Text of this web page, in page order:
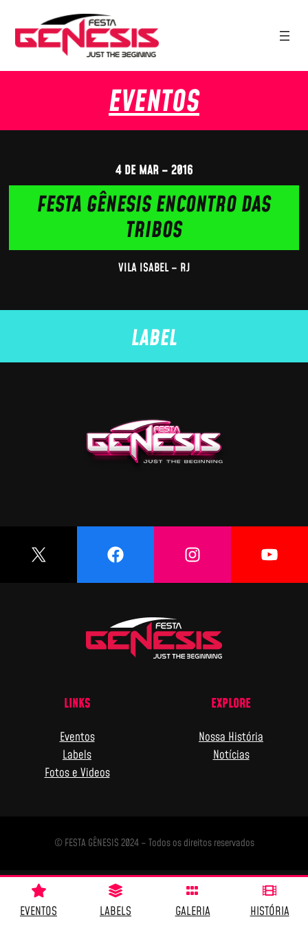
EVENTOS
4 DE MAR – 2016
FESTA GÊNESIS ENCONTRO DAS
TRIBOS
VILA ISABEL – RJ
LABEL
LINKS
Eventos
Labels
Fotos e Videos
EXPLORE
Nossa História
Notícias
© FESTA GÊNESIS 2024 – Todos os direitos reservados
EVENTOS LABELS GALERIA HISTÓRIA